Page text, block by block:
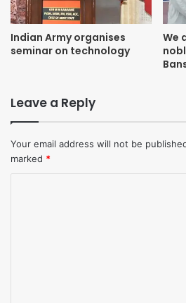
10. श्री सत्य भूषण जैन, अटल नारायण सेवा
11. श्रीमती सीमा ‘स्वस्ति’, अटल विदुषी शिखर
13. श्री कुमार संजॉय सिंह, अटल संवाद शिखर
14. श्री देवेन्द्र देव, अटल संगीत साधक शिखर
Indian Army organises
seminar on technology
We
Leave a Reply
Your email address will not be
marked *